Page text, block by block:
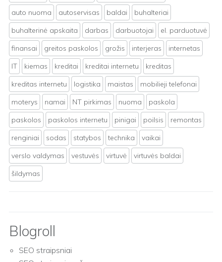
auto nuoma
autoservisas baldai
buhalteriai
buhalterinė apskaita
darbas darbuotojai
el. parduotuvė
finansai
greitos paskolos grožis interjeras
internetas
IT
kiemas kreditai kreditai internetu
kreditas
kreditas internetu
logistika maistas
mobilieji telefonai
moterys
namai NT pirkimas nuoma
paskola
paskolos
paskolos internetu pinigai poilsis
remontas
renginiai
sodas statybos technika
vaikai
verslo valdymas
vestuvės virtuvė
virtuvės baldai
šildymas
Blogroll
SEO straipsniai